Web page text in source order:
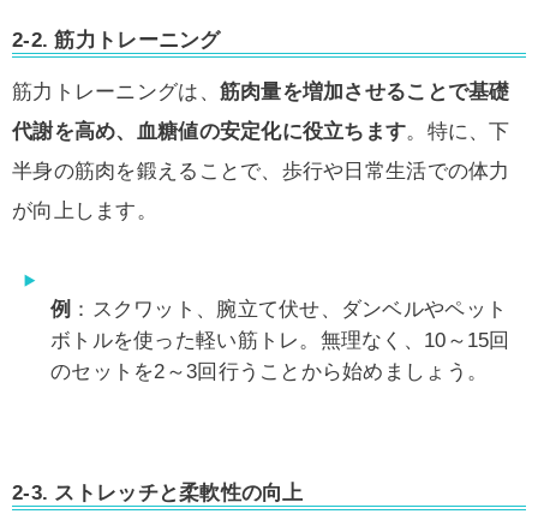
2-2.筋力トレーニング
筋力トレーニングは、 筋肉量を増加させることで基礎
代謝を高め、血糖値の安定化に役立ちます。特に、下
半身の筋肉を鍛えることで、歩行や日常生活での体力
が向上します。
例 ：スクワット、腕立て伏せ、ダンベルやペット
ボトルを使った軽い筋トレ。無理なく、10～15回
のセットを2～3回行うことから始めましょう。
2-3. ストレッチと柔軟性の向上